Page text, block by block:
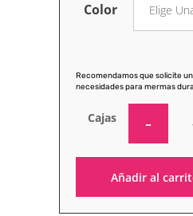
Color
Recomendamos que solicite un
necesidades para mermas
Cajas
Añadir al